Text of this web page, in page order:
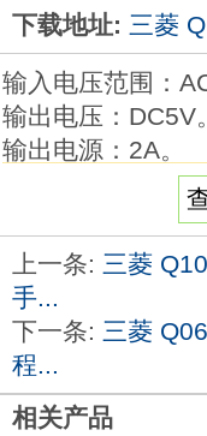
下载地址: 三菱
输入电压范围：
输出电压：DC5V。
输出电源：2A。
可使用带执行条
上的任意步，
将软元件值更改
以往在调试特定
软元件的程序，
而目前通过使用
上一条: 三菱
手...
下一条: 三菱
程...
相关产品